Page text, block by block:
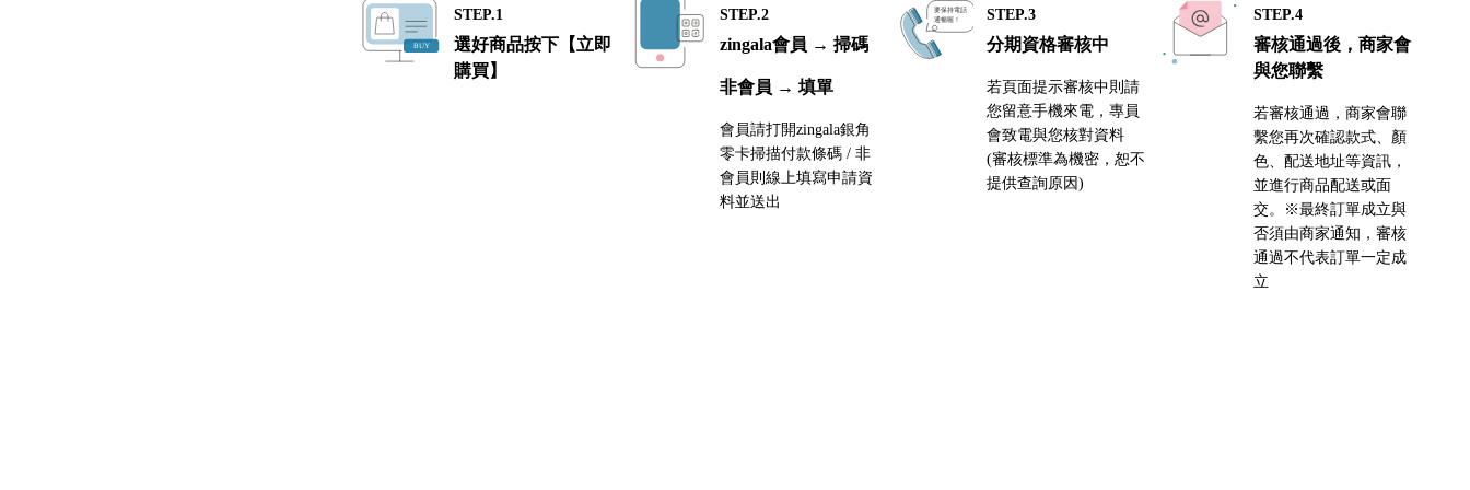
STEP.1
選好商品按下【立即
購買】
STEP.2
zingala會員 → 掃碼
非會員 → 填單
會員請打開zingala銀角
零卡掃描付款條碼 / 非
會員則線上填寫申請資
料並送出
STEP.3
分期資格審核中
若頁面提示審核中則請
您留意手機來電，專員
會致電與您核對資料
(審核標準為機密，恕不
提供查詢原因)
STEP.4
審核通過後，商家會
與您聯繫
若審核通過，商家會聯
繫您再次確認款式、顏
色、配送地址等資訊，
並進行商品配送或面
交。※最終訂單成立與
否須由商家通知，審核
通過不代表訂單一定成
立